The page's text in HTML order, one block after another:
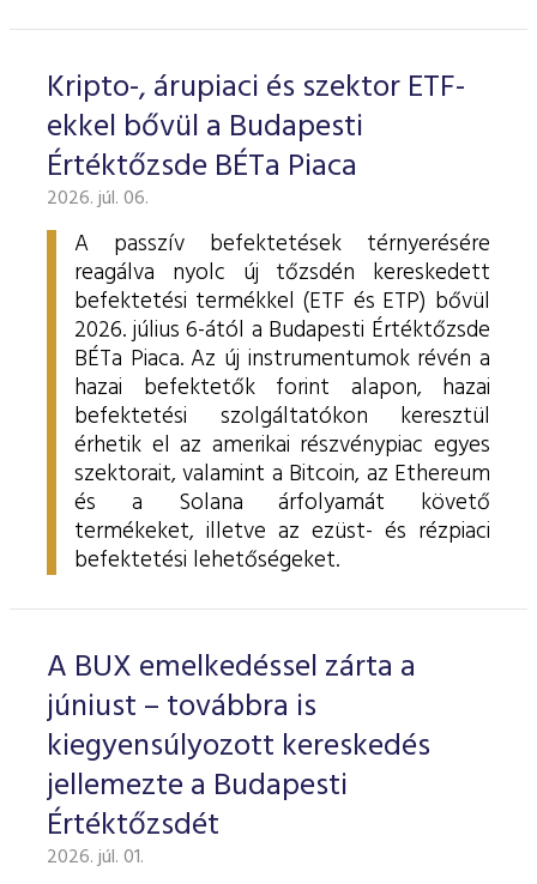
Kripto-, árupiaci és szektor ETF-
ekkel bővül a Budapesti
Értéktőzsde BÉTa Piaca
2026. júl. 06.
A passzív befektetések térnyerésére
reagálva nyolc új tőzsdén kereskedett
befektetési termékkel (ETF és ETP) bővül
2026. július 6-ától a Budapesti Értéktőzsde
BÉTa Piaca. Az új instrumentumok révén a
hazai befektetők forint alapon, hazai
befektetési szolgáltatókon keresztül
érhetik el az amerikai részvénypiac egyes
szektorait, valamint a Bitcoin, az Ethereum
és a Solana árfolyamát követő
termékeket, illetve az ezüst- és rézpiaci
befektetési lehetőségeket.
A BUX emelkedéssel zárta a
júniust – továbbra is
kiegyensúlyozott kereskedés
jellemezte a Budapesti
Értéktőzsdét
2026. júl. 01.